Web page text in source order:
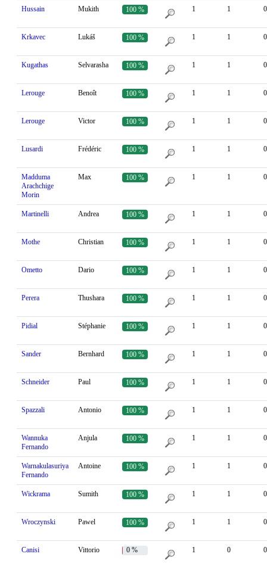
Hussain Mukith 100 % 1 1 0
Krkavec Lukáš 100 % 1 1 0
Kugathas Selvarasha 100 % 1 1 0
Lerouge Benoît 100 % 1 1 0
Lerouge Victor 100 % 1 1 0
Lusardi Frédéric 100 % 1 1 0
Madduma
Arachchige
Morin
Max 100 % 1 1 0
Martinelli Andrea 100 % 1 1 0
Mothe Christian 100 % 1 1 0
Ometto Dario 100 % 1 1 0
Perera Thushara 100 % 1 1 0
Pidial Stéphanie 100 % 1 1 0
Sander Bernhard 100 % 1 1 0
Schneider Paul 100 % 1 1 0
Spazzali Antonio 100 % 1 1 0
Wannuka
Fernando
Anjula 100 % 1 1 0
Warnakulasuriya
Fernando
Antoine 100 % 1 1 0
Wickrama Sumith 100 % 1 1 0
Wroczynski Pawel 100 % 1 1 0
Canisi Vittorio 0 % 1 0 0